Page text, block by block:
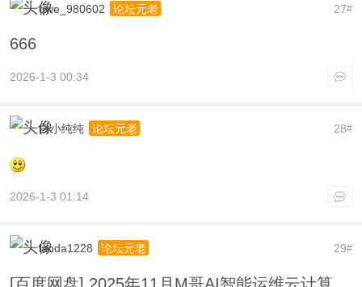
27#
qwe_980602 论坛元老
666
2026-1-3 00:34
28#
白小纯纯 论坛元老
2026-1-3 01:14
29#
laoda1228 论坛元老
[百度网盘] 2025年11月M哥AI智能运维云计算